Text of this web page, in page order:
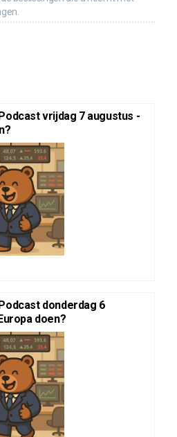
vrijdag 7 augustus -
donderdag 6
doen?